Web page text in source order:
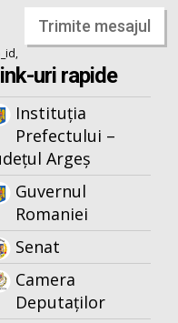
Trimite mesajul
uri rapide
Instituția
Prefectului –
Argeș
Guvernul
Romaniei
Senat
Camera
Deputaților